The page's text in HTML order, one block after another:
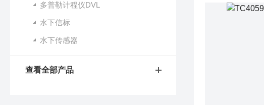
多普勒计程仪DVL
水下信标
水下传感器
查看全部产品